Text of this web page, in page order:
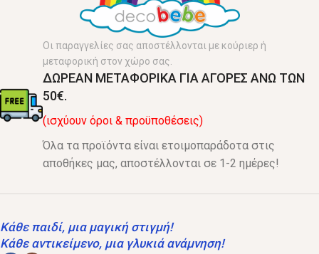
Οι παραγγελίες σας αποστέλλονται με κούριερ ή
μεταφορική στον χώρο σας.
ΔΩΡΕΑΝ ΜΕΤΑΦΟΡΙΚΑ ΓΙΑ ΑΓΟΡΕΣ ΑΝΩ ΤΩΝ
50€.
(ισχύουν όροι & προϋποθέσεις)
Όλα τα προϊόντα είναι ετοιμοπαράδοτα στις
αποθήκες μας, αποστέλλονται σε 1-2 ημέρες!
Κάθε παιδί, μια μαγική στιγμή!
Κάθε αντικείμενο, μια γλυκιά ανάμνηση!